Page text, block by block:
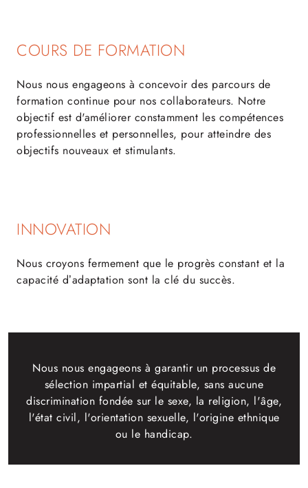
COURS DE FORMATION
Nous nous engageons à concevoir des parcours de
formation continue pour nos collaborateurs. Notre
objectif est d'améliorer constamment les compétences
professionnelles et personnelles, pour atteindre des
objectifs nouveaux et stimulants.
INNOVATION
Nous croyons fermement que le progrès constant et la
capacité d’adaptation sont la clé du succès.
Nous nous engageons à garantir un processus de
sélection impartial et équitable, sans aucune
discrimination fondée sur le sexe, la religion, l'âge,
l'état civil, l'orientation sexuelle, l'origine ethnique
ou le handicap.